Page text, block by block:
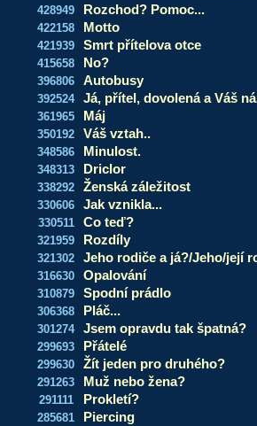
428949 Rozchod? Pomoc...
422158 Motto
421939 Smrt přítelova otce
415658 No?
396806 Autobusy
392524 Já, přítel, dovolená a Váš
361965 Máj
350192 Váš vztah..
348586 Minulost.
348313 Driclor
338292 Ženská záležitost
330606 Jak vznikla...
330511 Co teď?
321959 Rozdíly
321302 Jeho rodiče a já?/Jeho/její
316630 Opalování
310879 Spodní prádlo
306368 Pláč...
301274 Jsem opravdu tak špatná?
299693 Přátelé
299630 Žít jeden pro druhého?
291263 Muž nebo žena?
291111 Prokletí?
285681 Piercing